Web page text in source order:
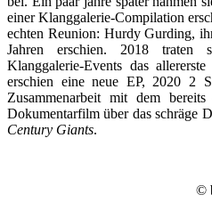
einer Klanggalerie-Compilation
echten Reunion: Hurdy Gurding,
Jahren erschien. 2018 traten
Klanggalerie-Events das
erschien eine neue EP, 2020 2
Zusammenarbeit mit dem
Dokumentarfilm über das schräge
Century Giants.
©